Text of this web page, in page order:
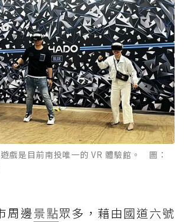
戲是目前南投唯一的 VR 體驗館。 圖：
周邊景點眾多，藉由國道六號